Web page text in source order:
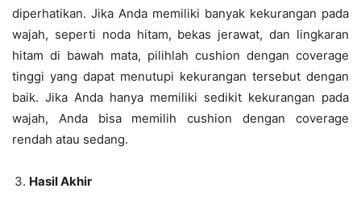
diperhatikan. Jika Anda memiliki banyak kekurangan pada
wajah, seperti noda hitam, bekas jerawat, dan lingkaran
hitam di bawah mata, pilihlah cushion dengan coverage
tinggi yang dapat menutupi kekurangan tersebut dengan
baik. Jika Anda hanya memiliki sedikit kekurangan pada
wajah, Anda bisa memilih cushion dengan coverage
rendah atau sedang.
Hasil Akhir